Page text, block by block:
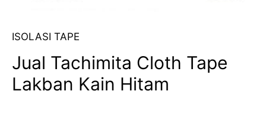
ISOLASI TAPE
Jual Tachimita Cloth Tape
Lakban Kain Hitam